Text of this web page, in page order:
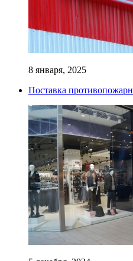
8 января, 2025
Поставка